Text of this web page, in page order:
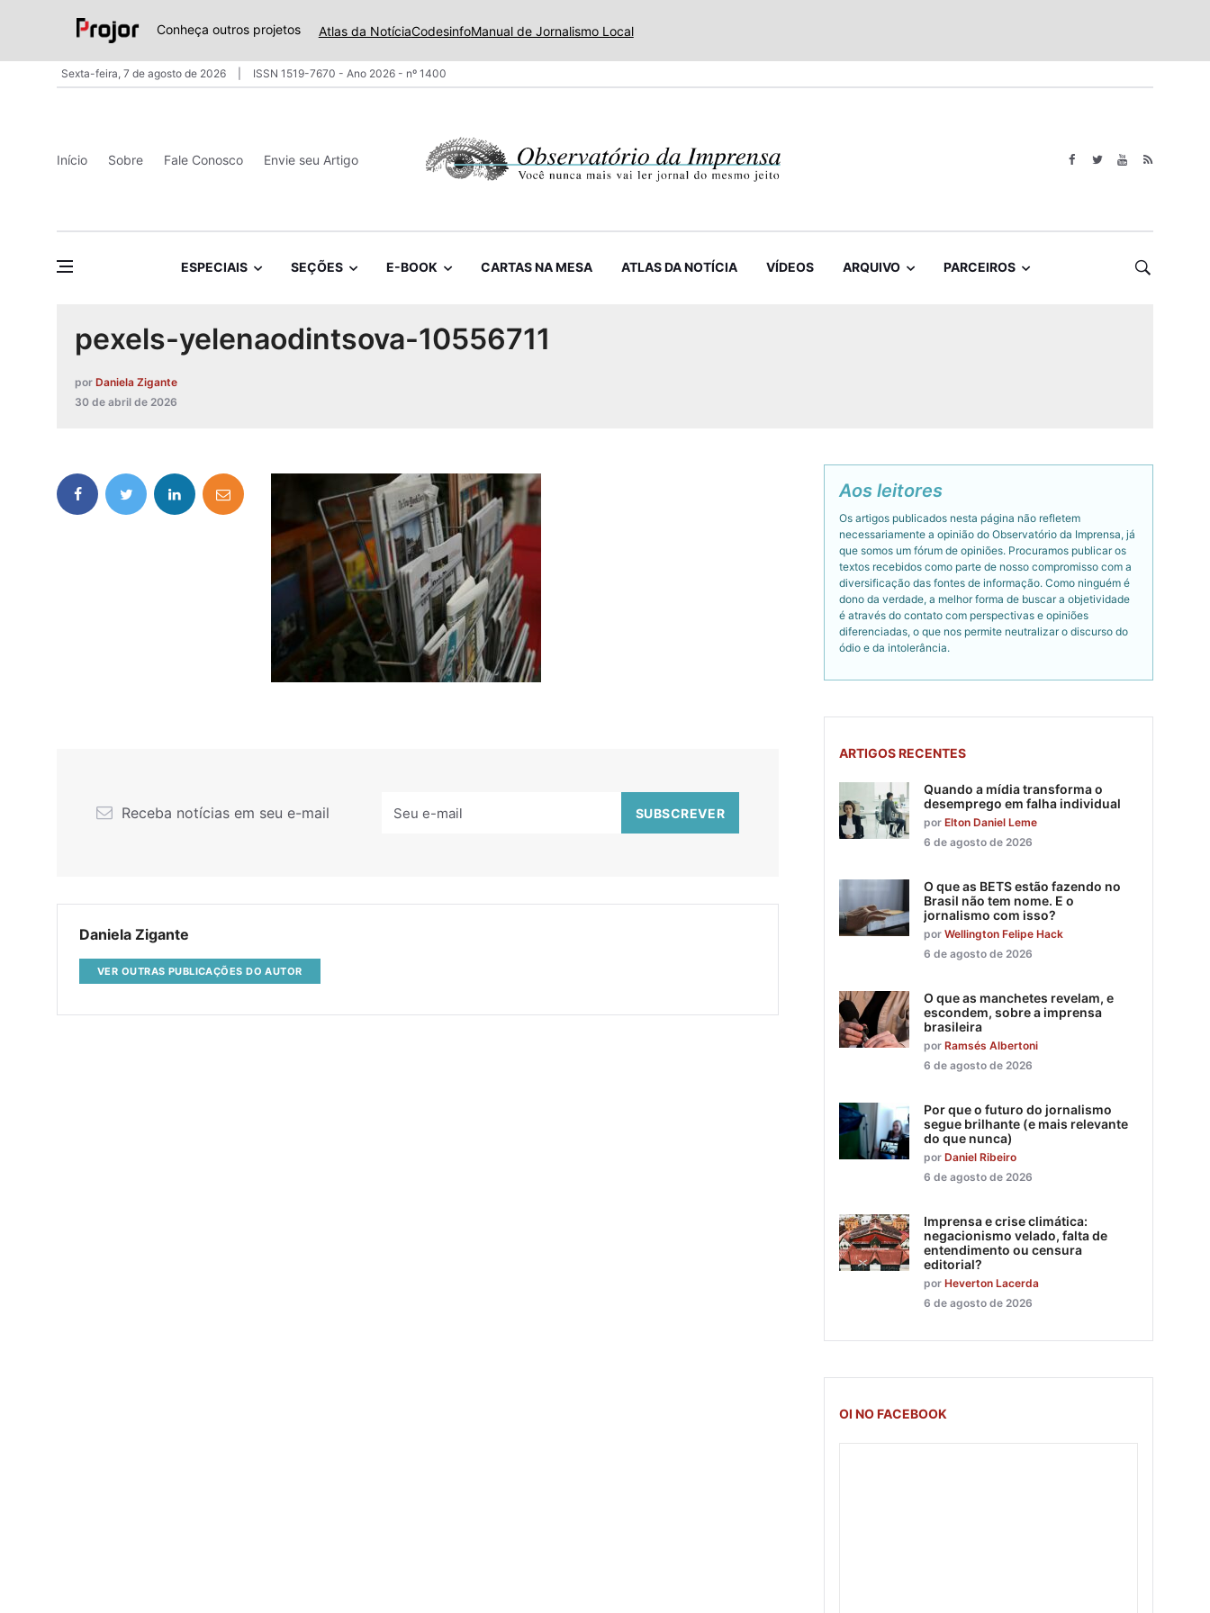
Conheça outros projetos Atlas da NotíciaCodesinfoManual de Jornalismo Local
Sexta-feira, 7 de agosto de 2026 ISSN 1519-7670 - Ano 2026 - nº 1400
Início Sobre Fale Conosco Envie seu Artigo
ESPECIAIS SEÇÕES E-BOOK CARTAS NA MESA ATLAS DA NOTÍCIA VÍDEOS ARQUIVO PARCEIROS
pexels-yelenaodintsova-10556711
por Daniela Zigante
30 de abril de 2026
Receba notícias em seu e-mail
Daniela Zigante
VER OUTRAS PUBLICAÇÕES DO AUTOR
Aos leitores
Os artigos publicados nesta página não refletem
necessariamente a opinião do Observatório da Imprensa, já
que somos um fórum de opiniões. Procuramos publicar os
textos recebidos como parte de nosso compromisso com a
diversificação das fontes de informação. Como ninguém é
dono da verdade, a melhor forma de buscar a objetividade
é através do contato com perspectivas e opiniões
diferenciadas, o que nos permite neutralizar o discurso do
ódio e da intolerância.
ARTIGOS RECENTES
Quando a mídia transforma o
desemprego em falha individual
por Elton Daniel Leme
6 de agosto de 2026
O que as BETS estão fazendo no
Brasil não tem nome. E o
jornalismo com isso?
por Wellington Felipe Hack
6 de agosto de 2026
O que as manchetes revelam, e
escondem, sobre a imprensa
brasileira
por Ramsés Albertoni
6 de agosto de 2026
Por que o futuro do jornalismo
segue brilhante (e mais relevante
do que nunca)
por Daniel Ribeiro
6 de agosto de 2026
Imprensa e crise climática:
negacionismo velado, falta de
entendimento ou censura
editorial?
por Heverton Lacerda
6 de agosto de 2026
OI NO FACEBOOK